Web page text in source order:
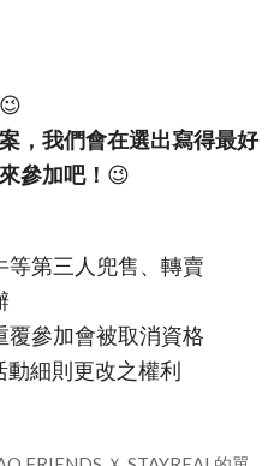
😉
，我們會在選出寫得最好
參加吧！ 😉
等第三人兜售、轉賣
覆參加會被取消資格
動細則更改之權利